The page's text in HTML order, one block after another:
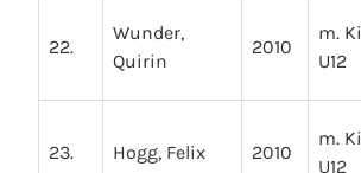
22.
Wunder,
Quirin
2010
m.
U12
23. Hogg, Felix 2010
m.
U12